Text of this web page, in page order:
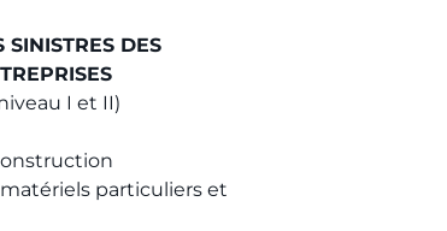
DES
I et II)
particuliers et